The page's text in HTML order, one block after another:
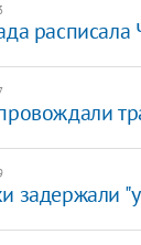
расписала
задержали